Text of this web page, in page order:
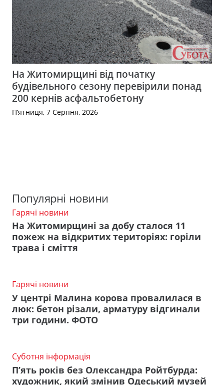
На Житомирщині від початку
будівельного сезону перевірили понад
200 кернів асфальтобетону
П’ятниця, 7 Серпня, 2026
Популярні новини
Гарячі новини
На Житомирщині за добу сталося 11
пожеж на відкритих територіях: горіли
трава і сміття
Гарячі новини
У центрі Малина корова провалилася в
люк: бетон різали, арматуру відгинали
три години. ФОТО
Суботня інформація
П’ять років без Олександра Ройтбурда:
художник, який змінив Одеський музей